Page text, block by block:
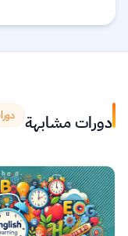
تدريب
سعر
دورات مشابهة